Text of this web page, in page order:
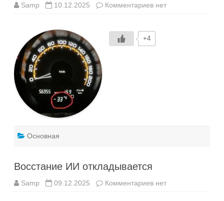
Samp 10.12.2025 Комментариевк
-33°C
нет
+4
Основная
Восстание ИИ откладывается
Samp 09.12.2025 Комментариевк нет